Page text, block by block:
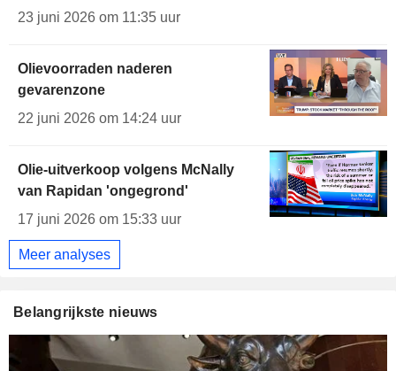
23 juni 2026 om 11:35 uur
Olievoorraden naderen
gevarenzone
22 juni 2026 om 14:24 uur
Olie-uitverkoop volgens McNally
van Rapidan 'ongegrond'
17 juni 2026 om 15:33 uur
Meer analyses
Belangrijkste nieuws